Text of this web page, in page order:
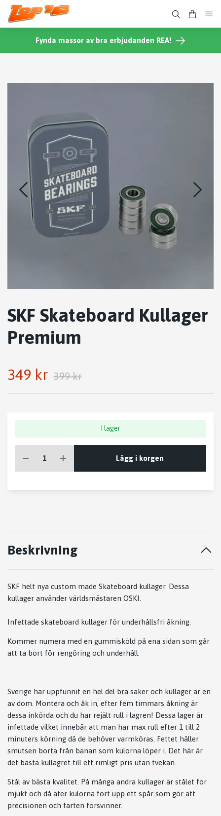
Fynda massor av bra erbjudanden REA!
SKF Skateboard Kullager
Premium
349 kr 399 kr
I lager
Lägg i korgen
Beskrivning
SKF helt nya custom made Skateboard kullager. Dessa
kullager använder världsmästaren OSKI.
Infettade skateboard kullager för underhållsfri åkning.
Kommer numera med en gummisköld på ena sidan som går
att ta bort för rengöring och underhåll.
Sverige har uppfunnit en hel del bra saker och kullager är en
av dom. Montera och åk in, efter fem timmars åkning är
dessa inkörda och du har rejält rull i lagren! Dessa lager är
infettade vilket innebär att man har max rull efter 1 till 2
minuters körning då de behöver varmköras. Fettet håller
smutsen borta från banan som kulorna löper i. Det här är
det bästa kullagret till ett rimligt pris utan tvekan.
Stål av bästa kvalitet. På många andra kullager är stålet för
mjukt och då äter kulorna fort upp ett spår som gör att
precisionen och farten försvinner.